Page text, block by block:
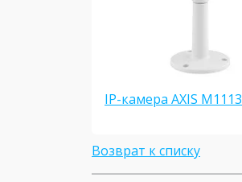
IP-камера AXIS M1113
Возврат к списку